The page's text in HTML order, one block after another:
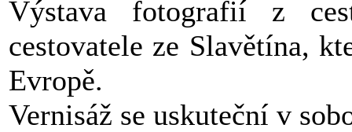
Výstava fotografií z
cestovatele ze Slavětína,
Evropě.
Vernisáž se uskuteční v